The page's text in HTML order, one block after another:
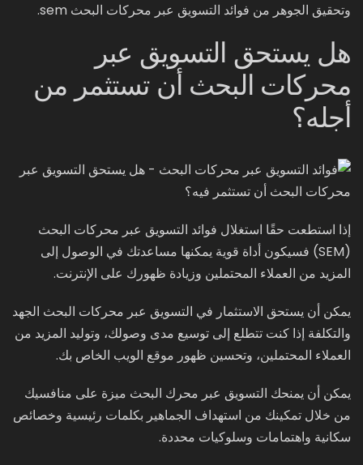
وتحقيق الجوهر من فوائد التسويق عبر محركات البحث sem.
هل يستحق التسويق عبر
محركات البحث أن تستثمر من
أجله؟
إذا استطعت حقًا استغلال فوائد التسويق عبر محركات البحث
(SEM) فسيكون أداة قوية يمكنها مساعدتك في الوصول إلى
المزيد من العملاء المحتملين وزيادة ظهورك على الإنترنت.
يمكن أن يستحق الاستثمار في التسويق عبر محركات البحث الجهد
والتكلفة إذا كنت تتطلع إلى توسيع مدى وصولك، وتوليد المزيد من
العملاء المحتملين، وتحسين ظهور موقع الويب الخاص بك.
يمكن أن يمنحك التسويق عبر محرك البحث ميزة على منافسيك
من خلال تمكينك من استهداف الجماهير بكلمات رئيسية وخصائص
سكانية واهتمامات وسلوكيات محددة.